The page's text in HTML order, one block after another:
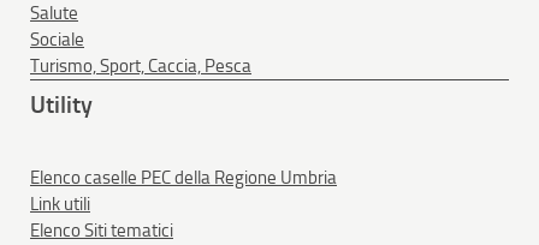
Salute
Sociale
Turismo, Sport, Caccia, Pesca
Utility
Elenco caselle PEC della Regione Umbria
Link utili
Elenco Siti tematici